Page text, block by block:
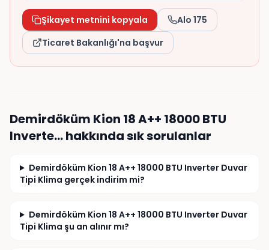
ürün son dönemde 39.299 TL seviyesine kadar
düşmüştü, dolayısıyla indirim öncesi referans
fiyatın yapay olarak yükseltildiğini düşünüyorum.
talep ederim.
Şikayet metnini kopyala
Alo 175
Ticaret Bakanlığı'na başvur
Demirdöküm Kion 18 A++ 18000 BTU
Inverte…hakkında sık sorulanlar
Demirdöküm Kion 18 A++ 18000 BTU Inverter Duvar
Tipi Klima gerçek indirim mi?
Demirdöküm Kion 18 A++ 18000 BTU Inverter Duvar
Tipi Klima şu an alınır mı?